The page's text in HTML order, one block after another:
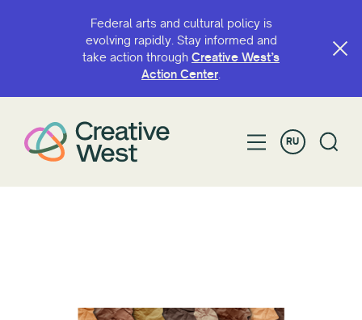
Federal arts and cultural policy is
evolving rapidly. Stay informed and
take action through Creative West’s
Action Center.
RU